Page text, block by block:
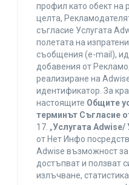
профил като обект на
целта,
съгласие Услугата
полетата на
съобщения (e-mail),
добавения от
реализиране на
идентификатор. За
настоящите Общите
терминът Съгласие
17. „Услугата Adwise/
от Нет Инфо
Adwise възможност
достъпват и ползват
излъчване,